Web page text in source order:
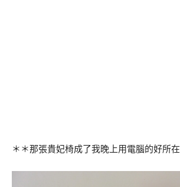
＊＊那張貴妃椅成了我晚上用電腦的好所在